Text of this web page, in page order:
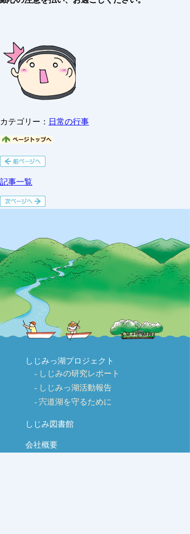
カテゴリー： 日常の行事
記事一覧
しじみっ湖プロジェクト
しじみの研究レポート
しじみっ湖活動報告
宍道湖を守るために
しじみ図書館
会社概要